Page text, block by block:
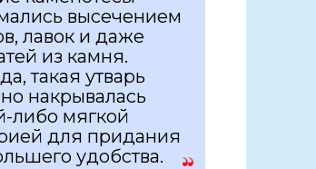
высечением
лавок и даже
из камня.
такая утварь
накрывалась
либо мягкой
для придания
удобства.